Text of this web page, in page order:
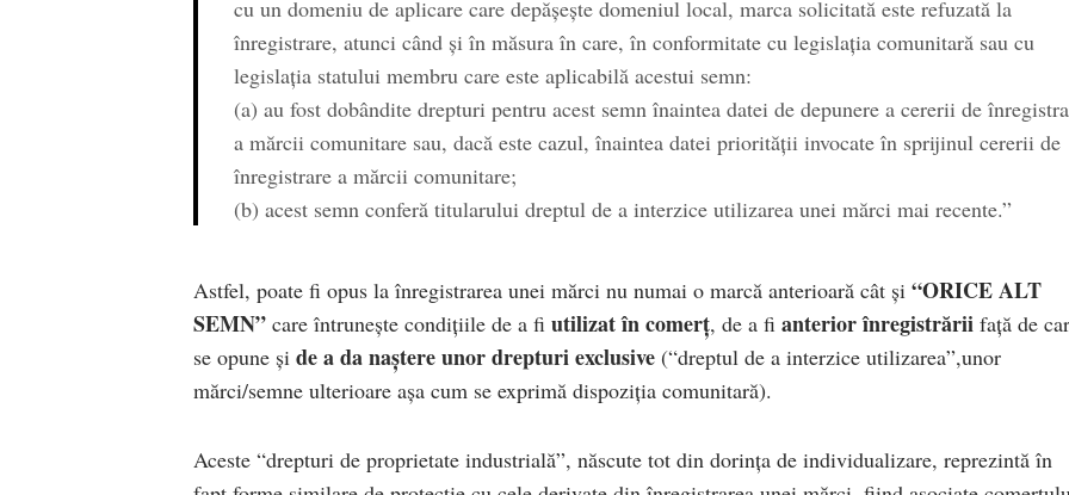
cu un domeniu de aplicare care depășește domeniul local, marca solicitată este refuzată la
înregistrare, atunci când și în măsura în care, în conformitate cu legislația comunitară sau cu
legislația statului membru care este aplicabilă acestui semn:
(a) au fost dobândite drepturi pentru acest semn înaintea datei de depunere a cererii de
a mărcii comunitare sau, dacă este cazul, înaintea datei priorității invocate în sprijinul cererii de
înregistrare a mărcii comunitare;
(b) acest semn conferă titularului dreptul de a interzice utilizarea unei mărci mai recente.”
Astfel, poate fi opus la înregistrarea unei mărci nu numai o marcă anterioară cât și “ORICE ALT
SEMN” care întrunește condițiile de a fi utilizat în comerț, de a fi anterior înregistrării față de
se opune și de a da naștere unor drepturi exclusive (“dreptul de a interzice utilizarea”,unor
mărci/semne ulterioare așa cum se exprimă dispoziția comunitară).
Aceste “drepturi de proprietate industrială”, născute tot din dorința de individualizare, reprezintă în